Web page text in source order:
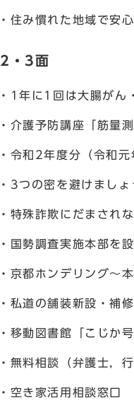
・住み慣れた地域で安
2・3面
・1年に1回は大腸がん
・介護予防講座「筋量測
・令和2年度分（令和
・3つの密を避けましょ
・特殊詐欺にだまされな
・国勢調査実施本部を設
・京都ホンデリング～
・私道の舗装新設・補
・移動図書館「こじか号
・無料相談（弁護士，
・空き家活用相談窓口